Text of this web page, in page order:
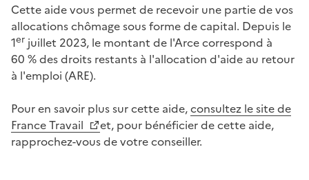
Cette aide vous permet de recevoir une partie de vos
allocations chômage sous forme de capital. Depuis le
1er juillet 2023, le montant de l'Arce correspond à
60 % des droits restants à l'allocation d'aide au retour
à l'emploi (ARE).
Pour en savoir plus sur cette aide,consultez le site de
France Travail
et, pour bénéficier de cette aide,
rapprochez-vous de votre conseiller.